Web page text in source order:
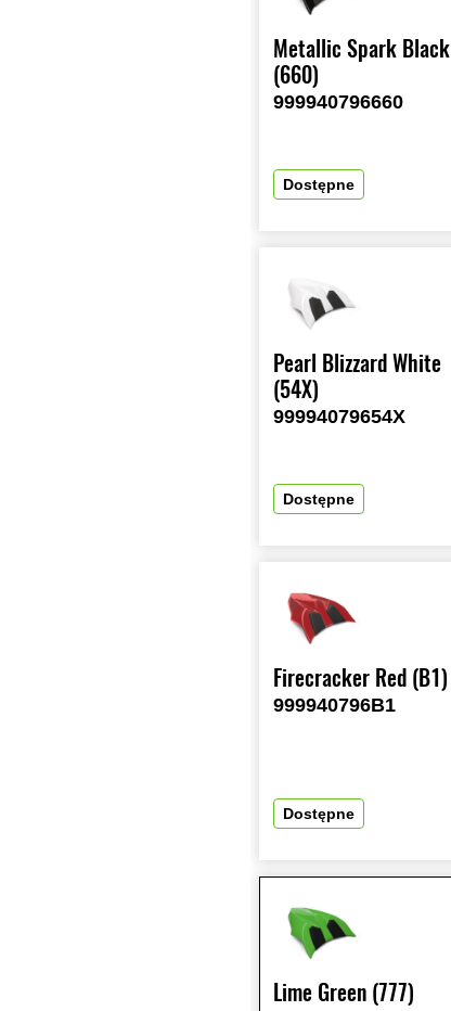
Metallic Spark Black
(660)
999940796660
Dostępne
Pearl Blizzard White
(54X)
99994079654X
Dostępne
Firecracker Red (B1)
999940796B1
Dostępne
Lime Green (777)